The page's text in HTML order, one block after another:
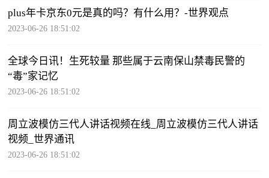
plus年卡京东0元是真的吗？有什么用？-世界观点
2023-06-26 18:51:02
全球今日讯！生死较量 那些属于云南保山禁毒民警的
“毒”家记忆
2023-06-26 18:51:02
周立波模仿三代人讲话视频在线_周立波模仿三代人讲话
视频_世界通讯
2023-06-26 18:51:02